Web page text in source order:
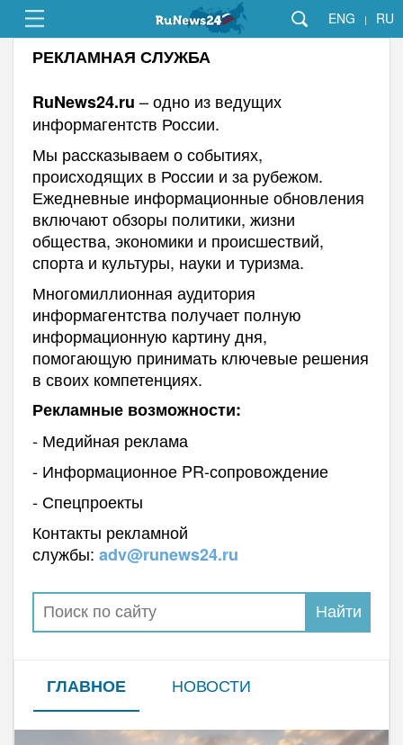
ENG | RU
РЕКЛАМНАЯ СЛУЖБА
RuNews24.ru – одно из ведущих
информагентств России.
Мы рассказываем о событиях,
происходящих в России и за рубежом.
Ежедневные информационные обновления
включают обзоры политики, жизни
общества, экономики и происшествий,
спорта и культуры, науки и туризма.
Многомиллионная аудитория
информагентства получает полную
информационную картину дня,
помогающую принимать ключевые решения
в своих компетенциях.
Рекламные возможности:
- Медийная реклама
- Информационное PR-сопровождение
- Спецпроекты
Контакты рекламной
службы: adv@runews24.ru
ГЛАВНОЕ НОВОСТИ